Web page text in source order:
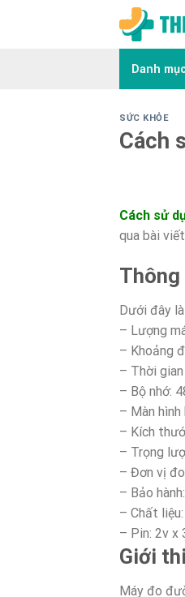
Danh
SỨC KHỎE
Cách
Cách sử
qua bài
Dưới đây
– Lượng
– Khoảng
– Thời
– Bộ nhớ:
– Màn hình
– Kích
– Trọng
– Đơn vị
– Bảo
– Chất
– Pin: 2v x
Giới
Máy đo